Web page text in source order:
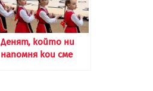
Денят, който ни
напомня кои сме